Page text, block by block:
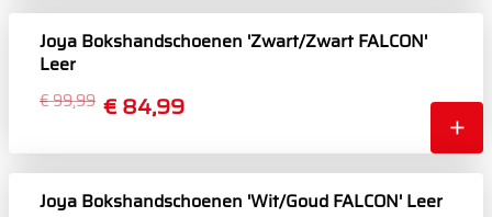
Joya Bokshandschoenen 'Zwart/Zwart FALCON'
Leer
€ 84,99
€ 99,99
Joya Bokshandschoenen 'Wit/Goud FALCON' Leer